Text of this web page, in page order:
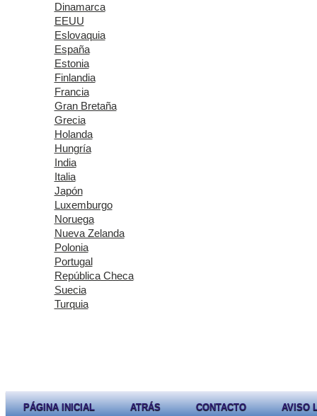
Dinamarca
EEUU
Eslovaquia
España
Estonia
Finlandia
Francia
Gran Bretaña
Grecia
Holanda
Hungría
India
Italia
Japón
Luxemburgo
Noruega
Nueva Zelanda
Polonia
Portugal
República Checa
Suecia
Turquia
PÁGINA INICIAL ATRÁS CONTACTO AVISO